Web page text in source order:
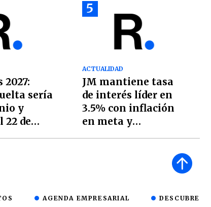
2027:
sería
y
22 de
5
ACTUALIDAD
JM mantiene tasa
de interés líder en
3.5% con inflación
en meta y
AGENDA EMPRESARIAL DESCUBRE